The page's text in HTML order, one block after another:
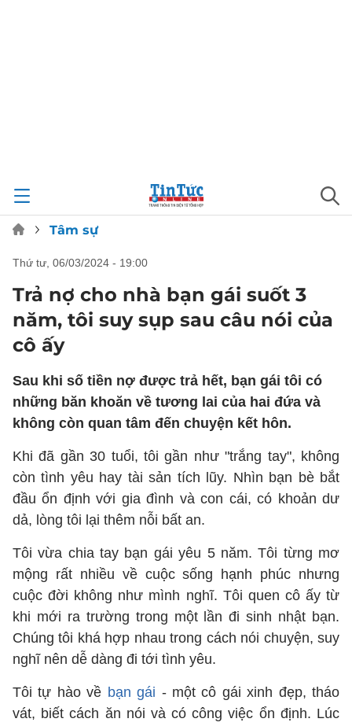
Tâm sự
thứ tư, 06/03/2024 - 19:00
Trả nợ cho nhà bạn gái suốt 3
năm, tôi suy sụp sau câu nói của
cô ấy
Sau khi số tiền nợ được trả hết, bạn gái tôi có
những băn khoăn về tương lai của hai đứa và
không còn quan tâm đến chuyện kết hôn.
Khi đã gần 30 tuổi, tôi gần như "trắng tay", không
còn tình yêu hay tài sản tích lũy. Nhìn bạn bè bắt
đầu ổn định với gia đình và con cái, có khoản dư
dả, lòng tôi lại thêm nỗi bất an.
Tôi vừa chia tay bạn gái yêu 5 năm. Tôi từng mơ
mộng rất nhiều về cuộc sống hạnh phúc nhưng
cuộc đời không như mình nghĩ. Tôi quen cô ấy từ
khi mới ra trường trong một lần đi sinh nhật bạn.
Chúng tôi khá hợp nhau trong cách nói chuyện, suy
nghĩ nên dễ dàng đi tới tình yêu.
Tôi tự hào về bạn gái - một cô gái xinh đẹp, tháo
vát, biết cách ăn nói và có công việc ổn định. Lúc